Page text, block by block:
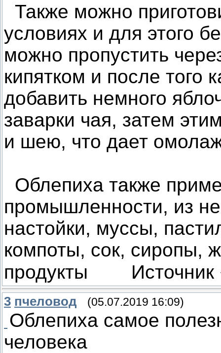
Также можно
условиях и для этого
можно пропустить
кипятком и после того
добавить немного
заварки чая, затем
и шею, что дает
Облепиха также
промышленности, из
настойки, муссы,
компоты, сок, сиропы,
продукты Источник
3 пчеловод (05.07.2019 16:09)
Облепиха самое
человека